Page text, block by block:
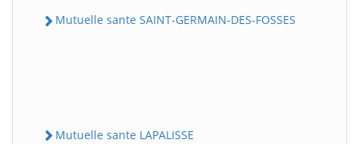
Mutuelle sante SAINT-GERMAIN-DES-FOSSES
Mutuelle sante LAPALISSE